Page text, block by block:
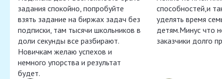
задания спокойно, попробуйте
взять задание на биржах задач без
подписки, там тысячи школьников в
доли секунды все разбирают.
Новичкам желаю успехов и
немного упорства и результат
будет.
способностей,и
уделять время
детям.Минус что
заказчики долго